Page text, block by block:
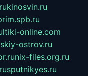
kinosvin.ru
online.com
ostrov.ru
nix-files.org.ru
sputnikyes.ru